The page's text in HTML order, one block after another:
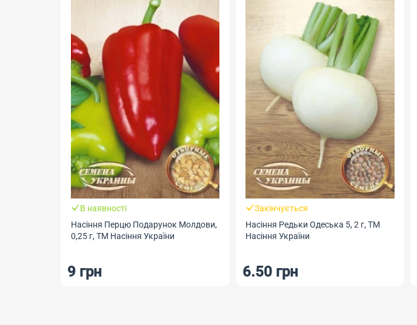
В наявності
Насіння Перцю Подарунок Молдови,
0,25 г, ТМ Насіння України
9 грн
Закінчується
Насіння Редьки Одеська 5, 2 г, ТМ
Насіння України
6.50 грн